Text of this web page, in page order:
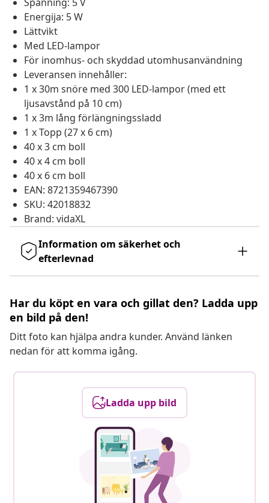
Energija: 5 W
Lättvikt
Med LED-lampor
För inomhus- och skyddad utomhusanvändning
Leveransen innehåller:
1 x 30m snöre med 300 LED-lampor (med ett
ljusavstånd på 10 cm)
1 x 3m lång förlängningssladd
1 x Topp (27 x 6 cm)
40 x 3 cm boll
40 x 4 cm boll
40 x 6 cm boll
EAN: 8721359467390
SKU: 42018832
Brand: vidaXL
Information om säkerhet och
efterlevnad
Har du köpt en vara och gillat den? Ladda upp
en bild på den!
Ditt foto kan hjälpa andra kunder. Använd länken
nedan för att komma igång.
Ladda upp bild